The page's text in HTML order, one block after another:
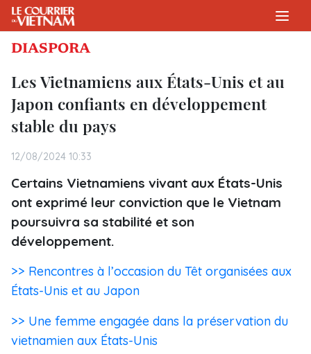
DIASPORA
Les Vietnamiens aux États-Unis et au
Japon confiants en développement
stable du pays
12/08/2024 10:33
Certains Vietnamiens vivant aux États-Unis
ont exprimé leur conviction que le Vietnam
poursuivra sa stabilité et son
développement.
>> Rencontres à l’occasion du Têt organisées aux
États-Unis et au Japon
>> Une femme engagée dans la préservation du
vietnamien aux États-Unis